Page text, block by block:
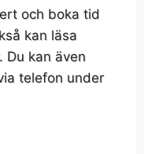
och boka tid
kan läsa
Du kan även
telefon under